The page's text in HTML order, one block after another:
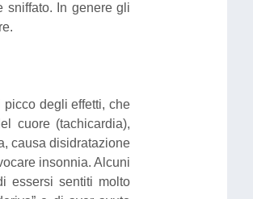
sniffato. In genere gli
picco degli effetti, che
cuore (tachicardia),
causa disidratazione
insonnia. Alcuni
essersi sentiti molto